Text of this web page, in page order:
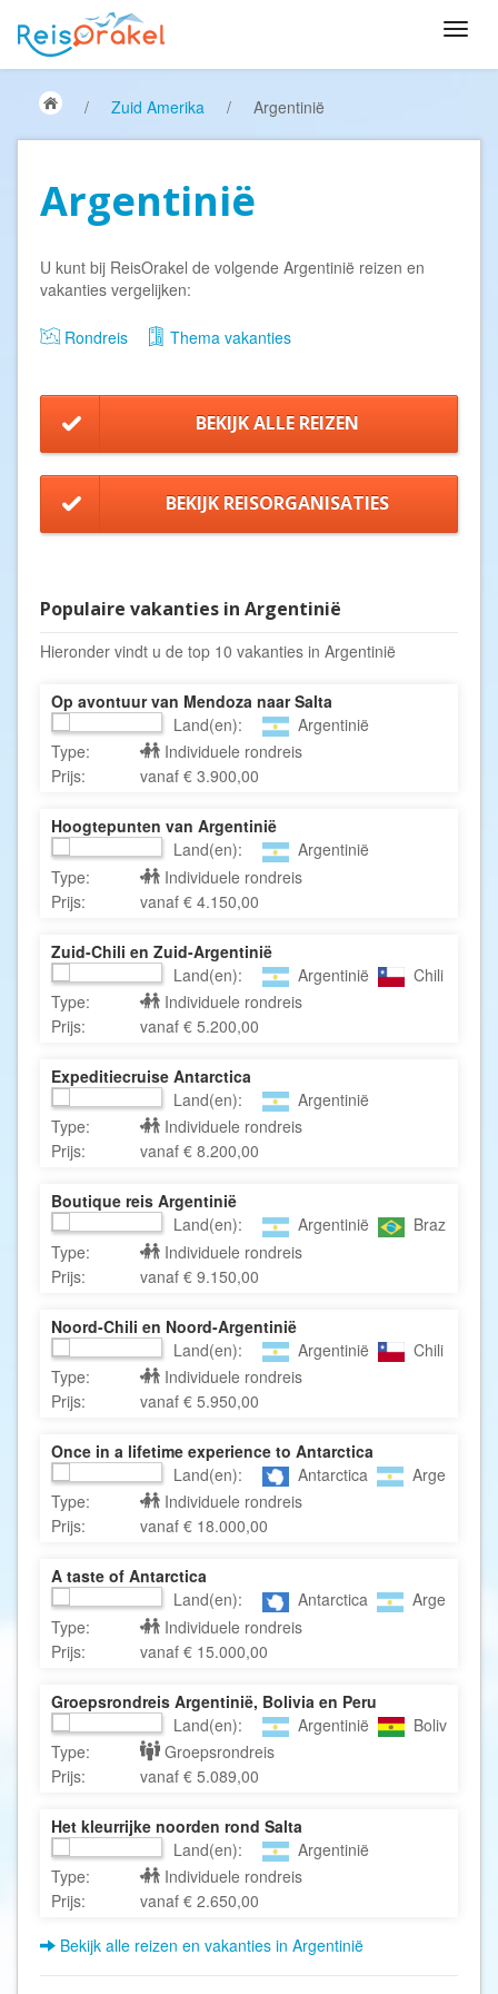
/ Zuid Amerika / Argentinië
Argentinië
U kunt bij ReisOrakel de volgende Argentinië reizen en
vakanties vergelijken:
Rondreis Thema vakanties
BEKIJK ALLE REIZEN
BEKIJK REISORGANISATIES
Populaire vakanties in Argentinië
Hieronder vindt u de top 10 vakanties in Argentinië
Op avontuur van Mendoza naar Salta
Land(en):
Argentinië
Type:
Individuele rondreis
Prijs:
vanaf € 3.900,00
Hoogtepunten van Argentinië
Land(en):
Argentinië
Type:
Individuele rondreis
Prijs:
vanaf € 4.150,00
Zuid-Chili en Zuid-Argentinië
Land(en):
Argentinië
Chili
Type:
Individuele rondreis
Prijs:
vanaf € 5.200,00
Expeditiecruise Antarctica
Land(en):
Argentinië
Type:
Individuele rondreis
Prijs:
vanaf € 8.200,00
Boutique reis Argentinië
Land(en):
Argentinië
Brazilië
Type:
Individuele rondreis
Prijs:
vanaf € 9.150,00
Noord-Chili en Noord-Argentinië
Land(en):
Argentinië
Chili
Type:
Individuele rondreis
Prijs:
vanaf € 5.950,00
Once in a lifetime experience to Antarctica
Land(en):
Antarctica
Argentinië
Type:
Individuele rondreis
Prijs:
vanaf € 18.000,00
A taste of Antarctica
Land(en):
Antarctica
Argentinië
Type:
Individuele rondreis
Prijs:
vanaf € 15.000,00
Groepsrondreis Argentinië, Bolivia en Peru
Land(en):
Argentinië Bolivia
Type:
Groepsrondreis
Prijs:
vanaf € 5.089,00
Het kleurrijke noorden rond Salta
Land(en):
Argentinië
Type:
Individuele rondreis
Prijs:
vanaf € 2.650,00
Bekijk alle reizen en vakanties in Argentinië